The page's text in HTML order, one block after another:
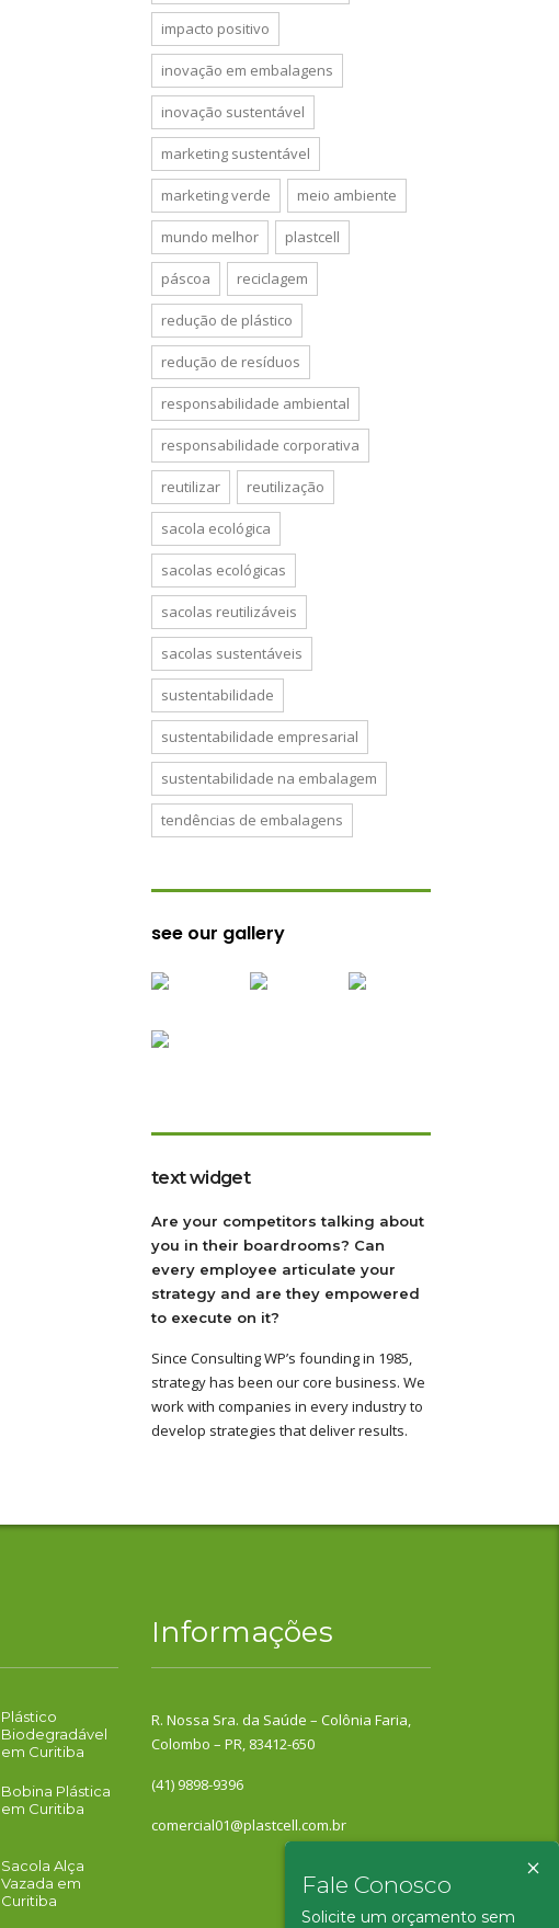
×
Fale Conosco
Solicite um orçamento sem
impacto positivo
inovação em embalagens
inovação sustentável
marketing sustentável
marketing verde meio ambiente
mundo melhor plastcell
páscoa reciclagem
redução de plástico
redução de resíduos
responsabilidade ambiental
responsabilidade corporativa
reutilizar reutilização
sacola ecológica
sacolas ecológicas
sacolas reutilizáveis
sacolas sustentáveis
sustentabilidade
sustentabilidade empresarial
sustentabilidade na embalagem
tendências de embalagens
see our gallery
text widget
Are your competitors talking about
you in their boardrooms? Can
every employee articulate your
strategy and are they empowered
to execute on it?
Since Consulting WP’s founding in 1985,
strategy has been our core business. We
work with companies in every industry to
develop strategies that deliver results.
Plástico
Biodegradável
em Curitiba
Bobina Plástica
em Curitiba
Sacola Alça
Vazada em
Curitiba
Informações
R. Nossa Sra. da Saúde – Colônia Faria,
Colombo – PR, 83412-650
(41) 9898-9396
comercial01@plastcell.com.br